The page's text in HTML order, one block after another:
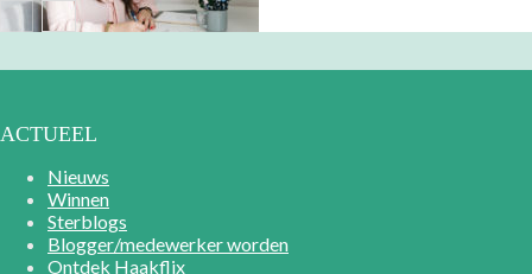
ACTUEEL
Nieuws
Winnen
Sterblogs
Blogger/medewerker worden
Ontdek Haakflix